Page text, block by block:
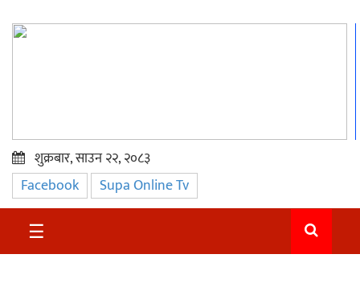
प्रमुख
समाचार
सुदुर
शुक्रबार, साउन २२, २०८३
Facebook Supa Online Tv
☰